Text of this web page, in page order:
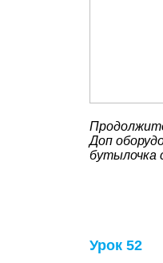
Доп
бутылочка
Урок 52